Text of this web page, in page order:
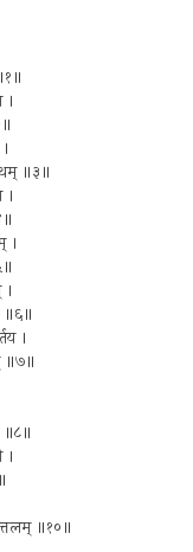
।
॥३॥
।
।
।
॥६॥
।
॥७॥
॥८॥
।
॥१०॥